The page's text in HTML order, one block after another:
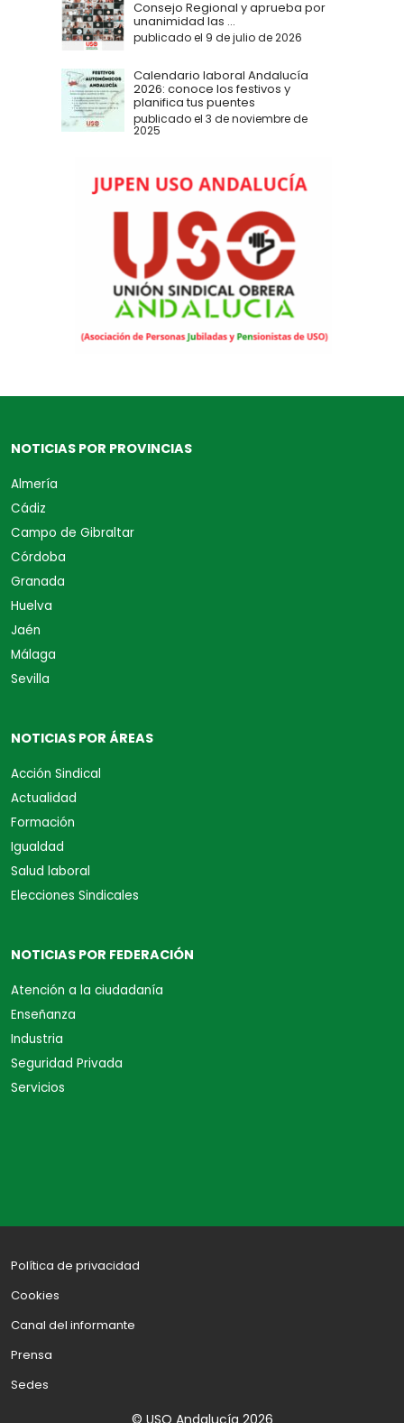
Consejo Regional y aprueba por
unanimidad las ...
publicado el 9 de julio de 2026
Calendario laboral Andalucía
2026: conoce los festivos y
planifica tus puentes
publicado el 3 de noviembre de
2025
NOTICIAS POR PROVINCIAS
Almería
Cádiz
Campo de Gibraltar
Córdoba
Granada
Huelva
Jaén
Málaga
Sevilla
NOTICIAS POR ÁREAS
Acción Sindical
Actualidad
Formación
Igualdad
Salud laboral
Elecciones Sindicales
NOTICIAS POR FEDERACIÓN
Atención a la ciudadanía
Enseñanza
Industria
Seguridad Privada
Servicios
Política de privacidad
Cookies
Canal del informante
Prensa
Sedes